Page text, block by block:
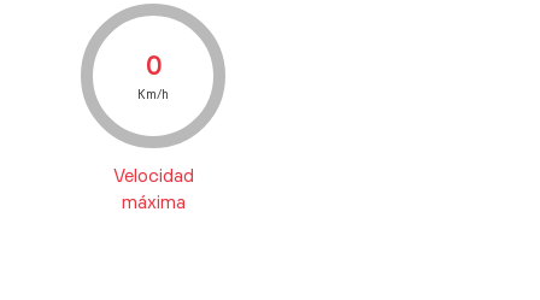
0
Km/h
Velocidad
máxima